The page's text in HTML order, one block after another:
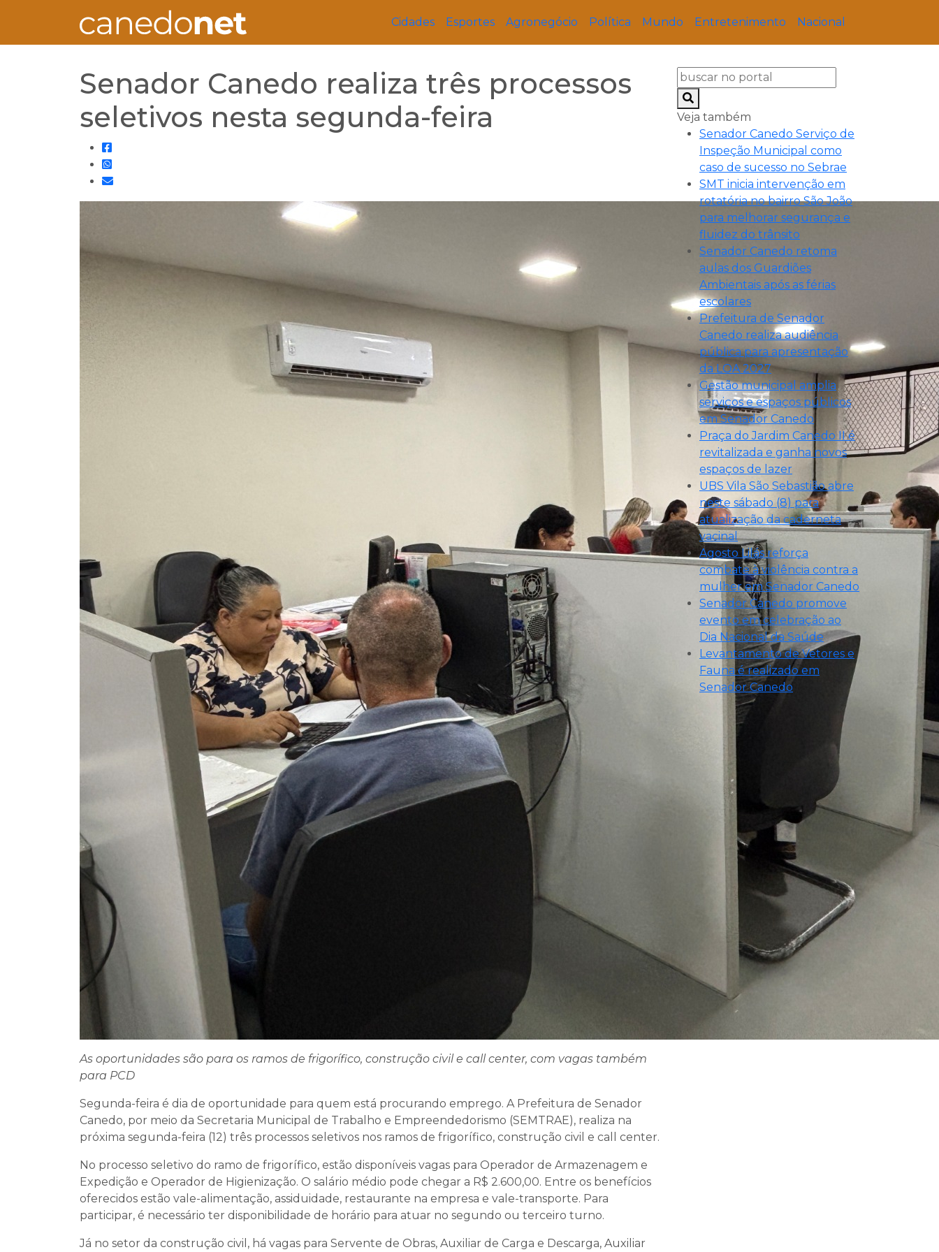
Cidades Esportes Agronegócio Política Mundo Entretenimento Nacional
Senador Canedo realiza três processos
seletivos nesta segunda-feira
As oportunidades são para os ramos de frigorífico, construção civil e call center, com vagas também
para PCD
Segunda-feira é dia de oportunidade para quem está procurando emprego. A Prefeitura de Senador
Canedo, por meio da Secretaria Municipal de Trabalho e Empreendedorismo (SEMTRAE), realiza na
próxima segunda-feira (12) três processos seletivos nos ramos de frigorífico, construção civil e call center.
No processo seletivo do ramo de frigorífico, estão disponíveis vagas para Operador de Armazenagem e
Expedição e Operador de Higienização. O salário médio pode chegar a R$ 2.600,00. Entre os benefícios
oferecidos estão vale-alimentação, assiduidade, restaurante na empresa e vale-transporte. Para
participar, é necessário ter disponibilidade de horário para atuar no segundo ou terceiro turno.
Já no setor da construção civil, há vagas para Servente de Obras, Auxiliar de Carga e Descarga, Auxiliar
Veja também
Senador Canedo Serviço de
Inspeção Municipal como
caso de sucesso no Sebrae
SMT inicia intervenção em
rotatória no bairro São João
para melhorar segurança e
fluidez do trânsito
Senador Canedo retoma
aulas dos Guardiões
Ambientais após as férias
escolares
Prefeitura de Senador
Canedo realiza audiência
pública para apresentação
da LOA 2027
Gestão municipal amplia
serviços e espaços públicos
em Senador Canedo
Praça do Jardim Canedo II é
revitalizada e ganha novos
espaços de lazer
UBS Vila São Sebastião abre
neste sábado (8) para
atualização da caderneta
vacinal
Agosto Lilás reforça
combate à violência contra a
mulher em Senador Canedo
Senador Canedo promove
evento em celebração ao
Dia Nacional da Saúde
Levantamento de Vetores e
Fauna é realizado em
Senador Canedo